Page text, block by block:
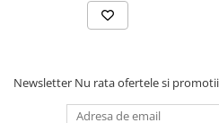
✔ potrivit pentru utilizare
✔ cost redus pe termen lung
Specificații tehnice
Newsletter Nu rata ofertele si